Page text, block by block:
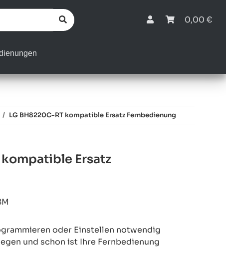
0,00 €
LG BH8220C-RT kompatible Ersatz Fernbedienung
Ersatz
oder Einstellen notwendig
und schon ist Ihre Fernbedienung